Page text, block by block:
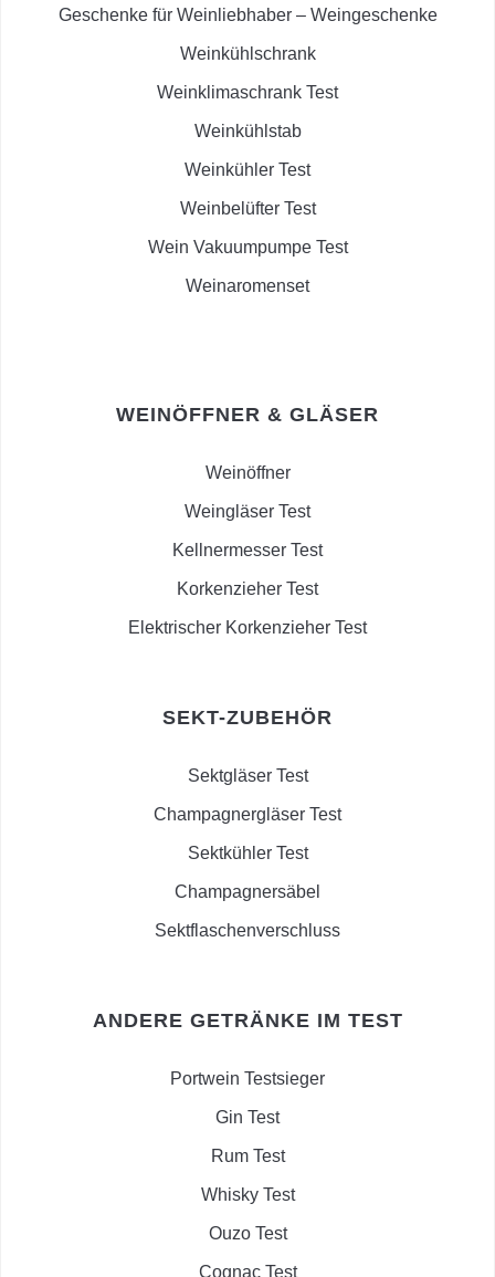
Geschenke für Weinliebhaber – Weingeschenke
Weinkühlschrank
Weinklimaschrank Test
Weinkühlstab
Weinkühler Test
Weinbelüfter Test
Wein Vakuumpumpe Test
Weinaromenset
WEINÖFFNER & GLÄSER
Weinöffner
Weingläser Test
Kellnermesser Test
Korkenzieher Test
Elektrischer Korkenzieher Test
SEKT-ZUBEHÖR
Sektgläser Test
Champagnergläser Test
Sektkühler Test
Champagnersäbel
Sektflaschenverschluss
ANDERE GETRÄNKE IM TEST
Portwein Testsieger
Gin Test
Rum Test
Whisky Test
Ouzo Test
Cognac Test